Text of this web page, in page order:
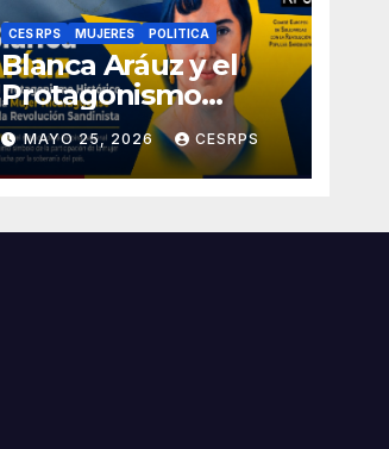
CES RPS MUJERES POLITICA
Blanca Aráuz y el
Protagonismo
Histórico de la Mujer
Nicaragüense en la
Revolución
MAYO 25, 2026 CESRPS